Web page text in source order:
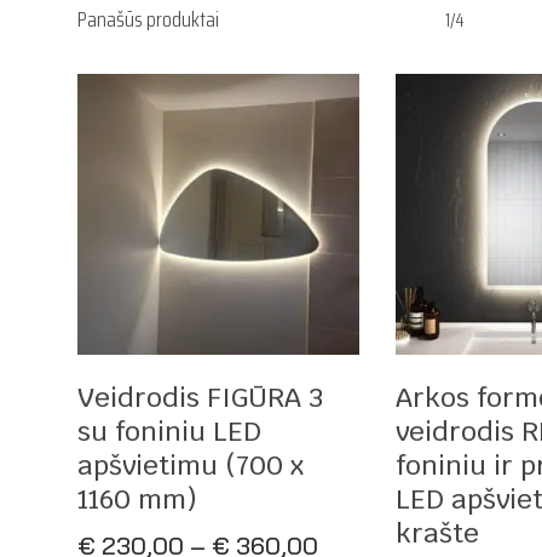
Panašūs produktai 1/4
Veidrodis FIGŪRA 3
su foniniu LED
apšvietimu (700 x
1160 mm)
€ 230,00 – € 360,00
Arkos
veidrodis
foniniu ir
LED
krašte